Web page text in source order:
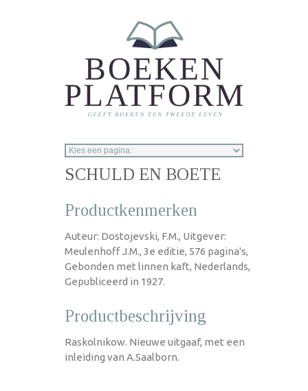
SCHULD EN BOETE
Productkenmerken
Auteur: Dostojevski, F.M., Uitgever:
Meulenhoff J.M., 3e editie, 576 pagina's,
Gebonden met linnen kaft, Nederlands,
Gepubliceerd in 1927.
Productbeschrijving
Raskolnikow. Nieuwe uitgaaf, met een
inleiding van A.Saalborn.